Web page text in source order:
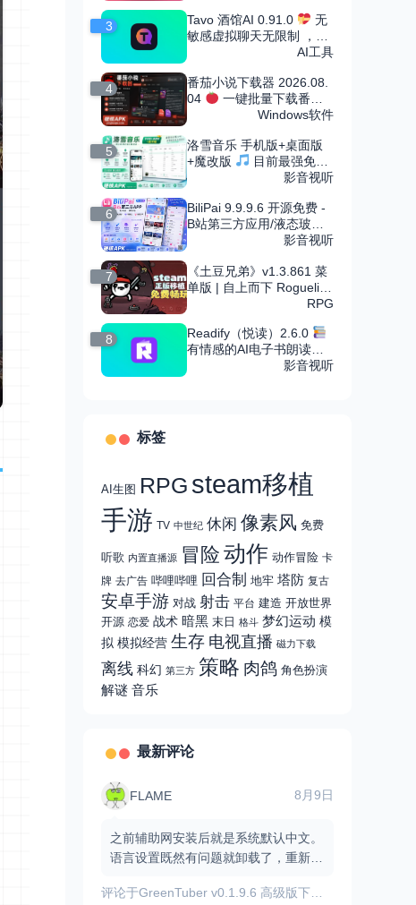
3 Tavo 酒馆AI 0.91.0
无
敏感虚拟聊天无限制 ，可
AI工具
4
番茄小说下载器 2026.08.
04
一键批量下载番茄
Windows软件
5
洛雪音乐 手机版+桌面版
+魔改版
目前最强免费
音乐软件，支持无损下载
影音视听
6
BiliPai 9.9.9.6 开源免费 -
B站第三方应用/液态玻璃
影音视听
7
《土豆兄弟》v1.3.861 菜
单版 | 自上而下 Roguelike
RPG
8
Readify（悦读）2.6.0
有情感的AI电子书朗读，
多国语言，支持多格式
影音视听
标签
AI生图 RPG steam移植
手游 TV 中世纪 休闲 像素风 免费
听歌 内置直播源 冒险 动作 动作冒险 卡
牌 去广告 哔哩哔哩 回合制 地牢 塔防 复古
安卓手游 对战 射击 平台 建造 开放世界
开源 恋爱 战术 暗黑 末日 格斗 梦幻运动 模
拟 模拟经营 生存 电视直播 磁力下载
离线 科幻 第三方 策略 肉鸽 角色扮演
解谜 音乐
最新评论
FLAME 8月9日
之前辅助网安装后就是系统默认中文。
语言设置既然有问题就卸载了，重新安
后，谷歌账号无法登陆了！
评论于GreenTuber v0.1.9.6 高级版下载 - YouTube第三方客户端/支持下载/无广告